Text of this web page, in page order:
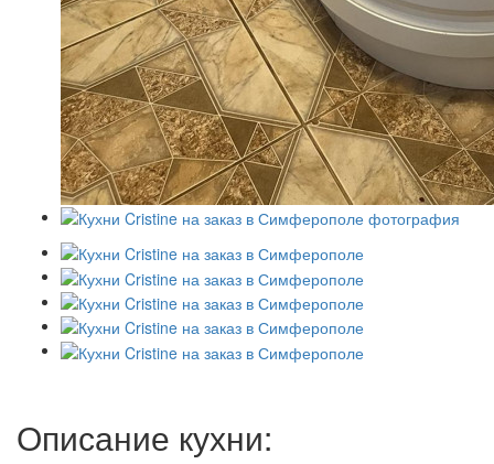
Описание кухни: